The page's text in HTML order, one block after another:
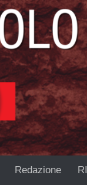
Redazione RI